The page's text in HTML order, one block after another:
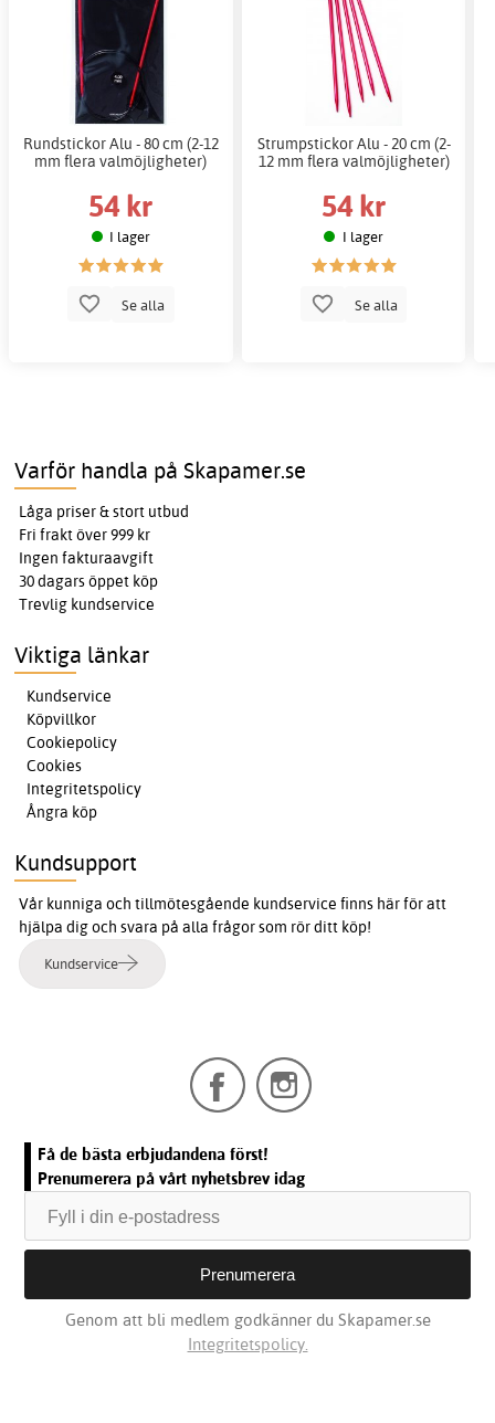
Rundstickor Alu - 80 cm (2-12
mm flera valmöjligheter)
54 kr
I lager
Se alla
Strumpstickor Alu - 20 cm (2-
12 mm flera valmöjligheter)
54 kr
I lager
Se alla
Varför handla på Skapamer.se
Låga priser & stort utbud
Fri frakt över 999 kr
Ingen fakturaavgift
30 dagars öppet köp
Trevlig kundservice
Viktiga länkar
Kundservice
Köpvillkor
Cookiepolicy
Cookies
Integritetspolicy
Ångra köp
Kundsupport
Vår kunniga och tillmötesgående kundservice finns här för att
hjälpa dig och svara på alla frågor som rör ditt köp!
Kundservice
Få de bästa erbjudandena först!
Prenumerera på vårt nyhetsbrev idag
Genom att bli medlem godkänner du Skapamer.se
Integritetspolicy.